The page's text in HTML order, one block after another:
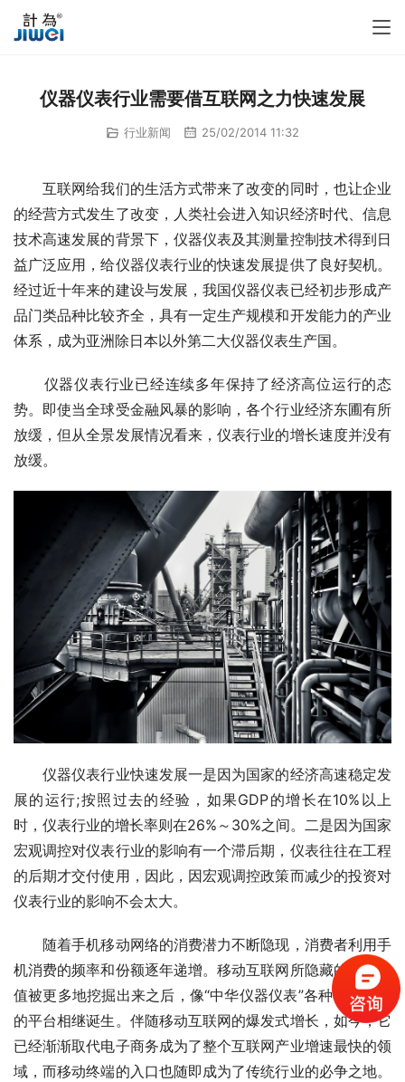
仪器仪表行业需要借互联网之力快速发展
行业新闻 25/02/2014 11:32
互联网给我们的生活方式带来了改变的同时，也让企业
的经营方式发生了改变，人类社会进入知识经济时代、信息
技术高速发展的背景下，仪器仪表及其测量控制技术得到日
益广泛应用，给仪器仪表行业的快速发展提供了良好契机。
经过近十年来的建设与发展，我国仪器仪表已经初步形成产
品门类品种比较齐全，具有一定生产规模和开发能力的产业
体系，成为亚洲除日本以外第二大仪器仪表生产国。
仪器仪表行业已经连续多年保持了经济高位运行的态
势。即使当全球受金融风暴的影响，各个行业经济东圃有所
放缓，但从全景发展情况看来，仪表行业的增长速度并没有
放缓。
仪器仪表行业快速发展一是因为国家的经济高速稳定发
展的运行;按照过去的经验，如果GDP的增长在10%以上
时，仪表行业的增长率则在26%～30%之间。二是因为国家
宏观调控对仪表行业的影响有一个滞后期，仪表往往在工程
的后期才交付使用，因此，因宏观调控政策而减少的投资对
仪表行业的影响不会太大。
随着手机移动网络的消费潜力不断隐现，消费者利用手
机消费的频率和份额逐年递增。移动互联网所隐藏的商业价
值被更多地挖掘出来之后，像“中华仪器仪表”各种传统行业
的平台相继诞生。伴随移动互联网的爆发式增长，如今，它
已经渐渐取代电子商务成为了整个互联网产业增速最快的领
域，而移动终端的入口也随即成为了传统行业的必争之地。